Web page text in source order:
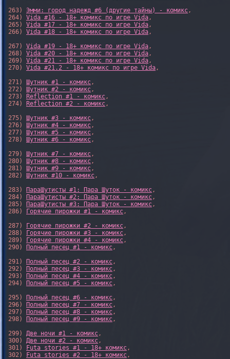
263) Эмми: город надежд #6 (другие тайны) - комикс,
264) Vida #16 - 18+ комикс по игре Vida,
265) Vida #17 - 18+ комикс по игре Vida,
266) Vida #18 - 18+ комикс по игре Vida,
267) Vida #19 - 18+ комикс по игре Vida,
268) Vida #20 - 18+ комикс по игре Vida,
269) Vida #21 - 18+ комикс по игре Vida,
270) Vida #21.2 - 18+ комикс по игре Vida,
271) Шутник #1 - комикс,
272) Шутник #2 - комикс,
273)
Reflection #1 - комикс,
274)
Reflection #2 - комикс,
275) Шутник #3 - комикс,
276) Шутник #4 - комикс,
277) Шутник #5 - комикс,
278) Шутник #6 - комикс,
279) Шутник #7 - комикс,
280) Шутник #8 - комикс,
281) Шутник #9 - комикс,
282) Шутник #10 - комикс,
283)
ПараШутисты #1: Пара Шуток - комикс,
284)
ПараШутисты #2: Пара Шуток - комикс,
285)
ПараШутисты #3: Пара Шуток - комикс,
286)
Горячие пирожки #1 - комикс,
287)
Горячие пирожки #2 - комикс,
288)
Горячие пирожки #3 - комикс,
289)
Горячие пирожки #4 - комикс,
290)
Полный песец #1 - комикс,
291)
Полный песец #2 - комикс,
292)
Полный песец #3 - комикс,
293)
Полный песец #4 - комикс,
294)
Полный песец #5 - комикс,
295)
Полный песец #6 - комикс,
296)
Полный песец #7 - комикс,
297)
Полный песец #8 - комикс,
298)
Полный песец #9 - комикс,
299) Две ночи #1 - комикс,
300) Две ночи #2 - комикс,
301)
Futa stories #1 - 18+ комикс,
302)
Futa stories #2 - 18+ комикс,